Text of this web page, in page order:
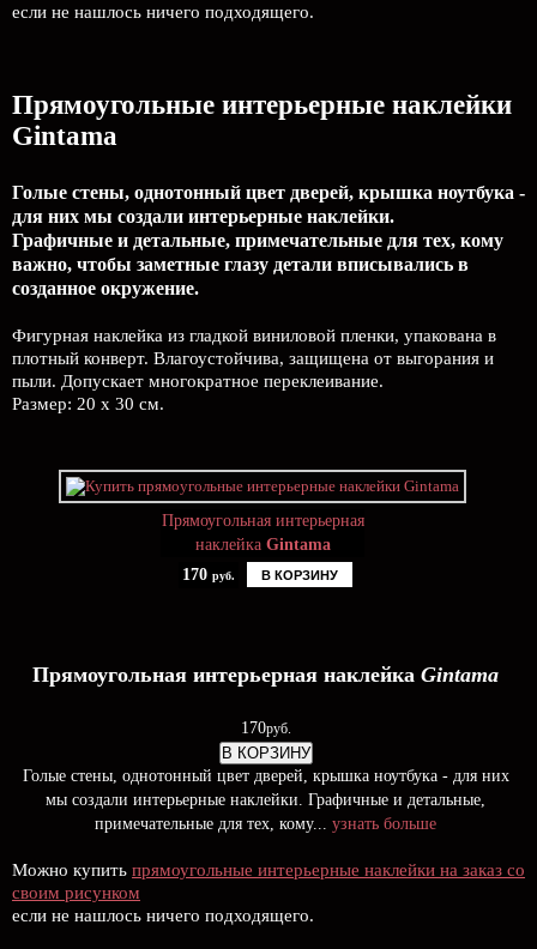
если не нашлось ничего подходящего.
Прямоугольные интерьерные наклейки
Gintama
Голые стены, однотонный цвет дверей, крышка ноутбука -
для них мы создали интерьерные наклейки.
Графичные и детальные, примечательные для тех, кому
важно, чтобы заметные глазу детали вписывались в
созданное окружение.
Фигурная наклейка из гладкой виниловой пленки, упакована в
плотный конверт. Влагоустойчива, защищена от выгорания и
пыли. Допускает многократное переклеивание.
Размер: 20 х 30 см.
Прямоугольная интерьерная
наклейка Gintama
170 руб. В КОРЗИНУ
Прямоугольная интерьерная наклейка Gintama
170руб.
В КОРЗИНУ
Голые стены, однотонный цвет дверей, крышка ноутбука - для них
мы создали интерьерные наклейки. Графичные и детальные,
примечательные для тех, кому... узнать больше
Можно купить прямоугольные интерьерные наклейки на заказ со
своим рисунком
если не нашлось ничего подходящего.